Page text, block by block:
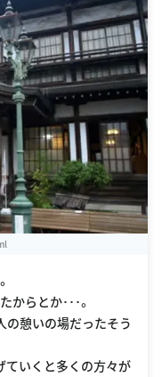
からとか･･･。
の憩いの場だったそう
ていくと多くの方々が